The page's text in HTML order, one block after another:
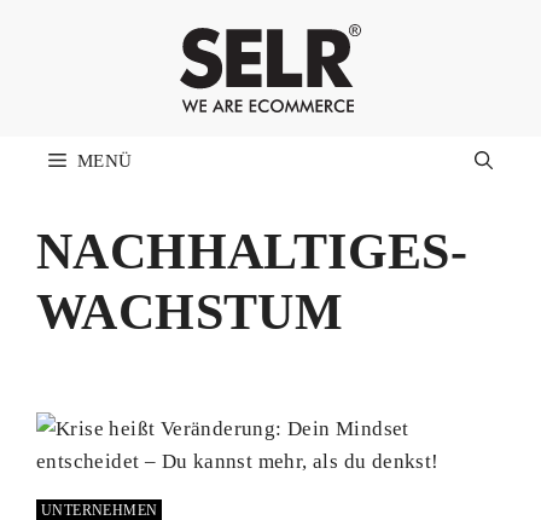
MENÜ
NACHHALTIGES-
WACHSTUM
UNTERNEHMEN